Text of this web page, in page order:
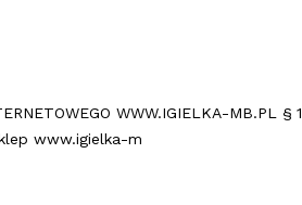
WWW.IGIELKA-MB.PL § 1
www.igielka-m